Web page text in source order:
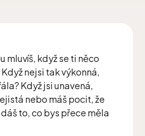
mluvíš, když se ti něco
nejsi tak výkonná,
Když jsi unavená,
nebo máš pocit, že
to, co bys přece měla